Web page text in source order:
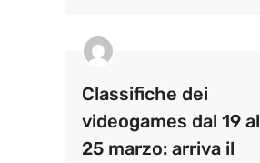
Classifiche dei
videogames dal 19 al
25 marzo: arriva il